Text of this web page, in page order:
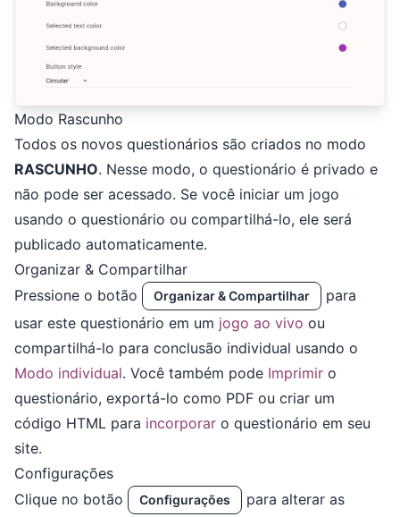
Modo Rascunho
Todos os novos questionários são criados no modo
RASCUNHO. Nesse modo, o questionário é privado e
não pode ser acessado. Se você iniciar um jogo
usando o questionário ou compartilhá-lo, ele será
publicado automaticamente.
Organizar & Compartilhar
Pressione o botão
Organizar & Compartilhar
para
usar este questionário em um jogo ao vivo ou
compartilhá-lo para conclusão individual usando o
Modo individual. Você também pode Imprimir o
questionário, exportá-lo como PDF ou criar um
código HTML para incorporar o questionário em seu
site.
Configurações
Clique no botão
Configurações
para alterar as